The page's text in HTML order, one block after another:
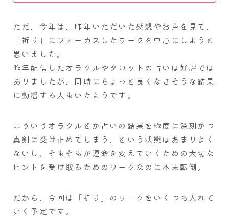
ただ、今年は、昨年いただいた感想やお声を見て、
「祈り」にフォーカスしたワークを中心にしようと
思いました。
昨年配信したオラクルやタロットの占いは好評では
ありましたが、同時にちょっと良くなさそうな結果
に動揺する人もいたようです。
こういうオラクルとか占いの結果を極度に深刻かつ
真剣に受け止めてしまう、という状態はあまりよく
ないし、そもそもが運命を変えていくための大切な
ヒントを受け取るためのワークなのに本末転倒。
だから、今回は「祈り」のワークをいくつも入れて
いく予定です。